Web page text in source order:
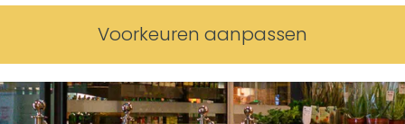
Voorkeuren aanpassen